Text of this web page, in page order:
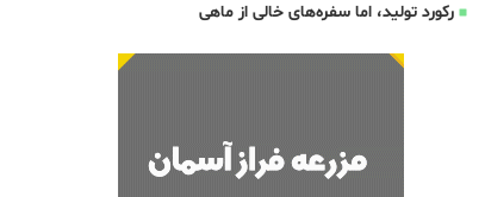
رکورد تولید، اما سفره‌های خالی از ماهی